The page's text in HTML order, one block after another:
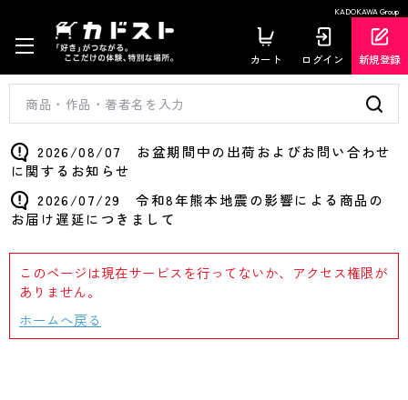
KADOKAWA Group
カート ログイン 新規登録
2026/08/07 お盆期間中の出荷およびお問い合わせ
に関するお知らせ
2026/07/29 令和8年熊本地震の影響による商品の
お届け遅延につきまして
このページは現在サービスを行ってないか、アクセス権限が
ありません。
ホームへ戻る